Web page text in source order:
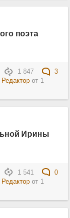
поэта
1 847
3
Редакторот 1
Ирины
1 541
0
Редакторот 1